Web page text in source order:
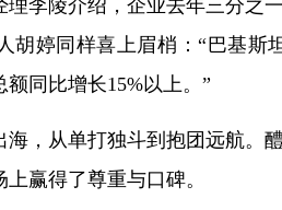
李陵介绍，企业去年三分之
胡婷同样喜上眉梢：“巴基
同比增长15%以上。”
海，从单打独斗到抱团远航。
赢得了尊重与口碑。